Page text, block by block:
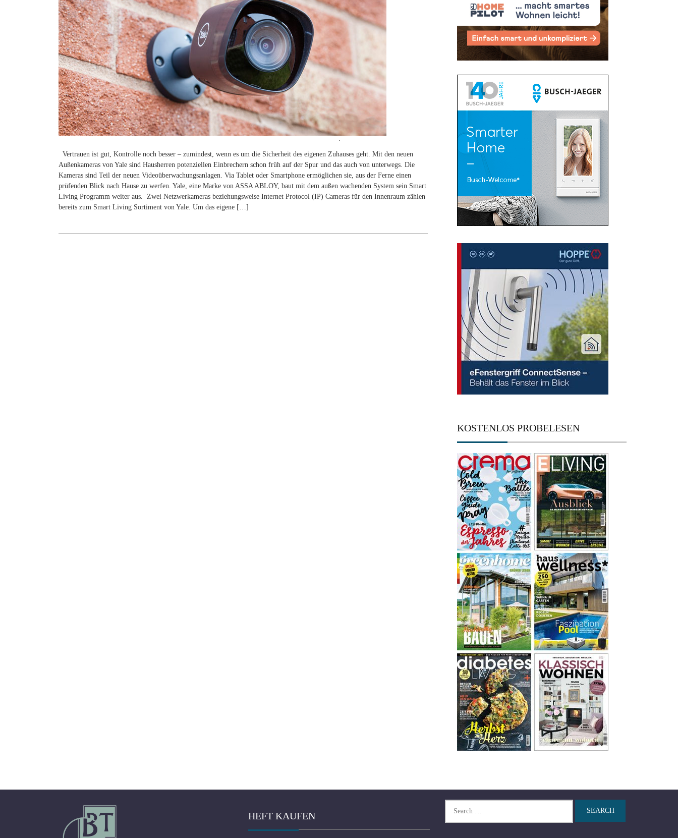
for:
Vertrauen ist gut, Kontrolle noch besser – zumindest, wenn es um die Sicherheit des eigenen Zuhauses geht. Mit den neuen
Außenkameras von Yale sind Hausherren potenziellen Einbrechern schon früh auf der Spur und das auch von unterwegs. Die
Kameras sind Teil der neuen Videoüberwachungsanlagen. Via Tablet oder Smartphone ermöglichen sie, aus der Ferne einen
prüfenden Blick nach Hause zu werfen. Yale, eine Marke von ASSA ABLOY, baut mit dem außen wachenden System sein Smart
Living Programm weiter aus. Zwei Netzwerkameras beziehungsweise Internet Protocol (IP) Cameras für den Innenraum zählen
bereits zum Smart Living Sortiment von Yale. Um das eigene […]
KOSTENLOS PROBELESEN
HEFT KAUFEN
for: